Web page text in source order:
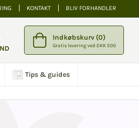
KONTAKT BLIV FORHANDLER
Indkøbskurv (0)
Gratis levering ved DKK 500
Tips & guides